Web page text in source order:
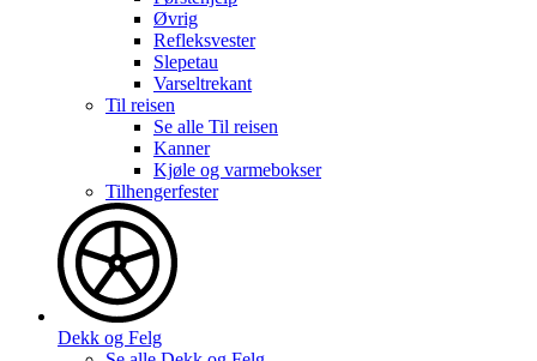
Øvrig
Refleksvester
Slepetau
Varseltrekant
Til reisen
Se alle Til reisen
Kanner
Kjøle og varmebokser
Tilhengerfester
Dekk og Felg